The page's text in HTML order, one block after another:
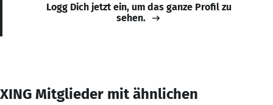
Logg Dich jetzt ein, um das ganze Profil zu
sehen.
XING Mitglieder mit ähnlichen